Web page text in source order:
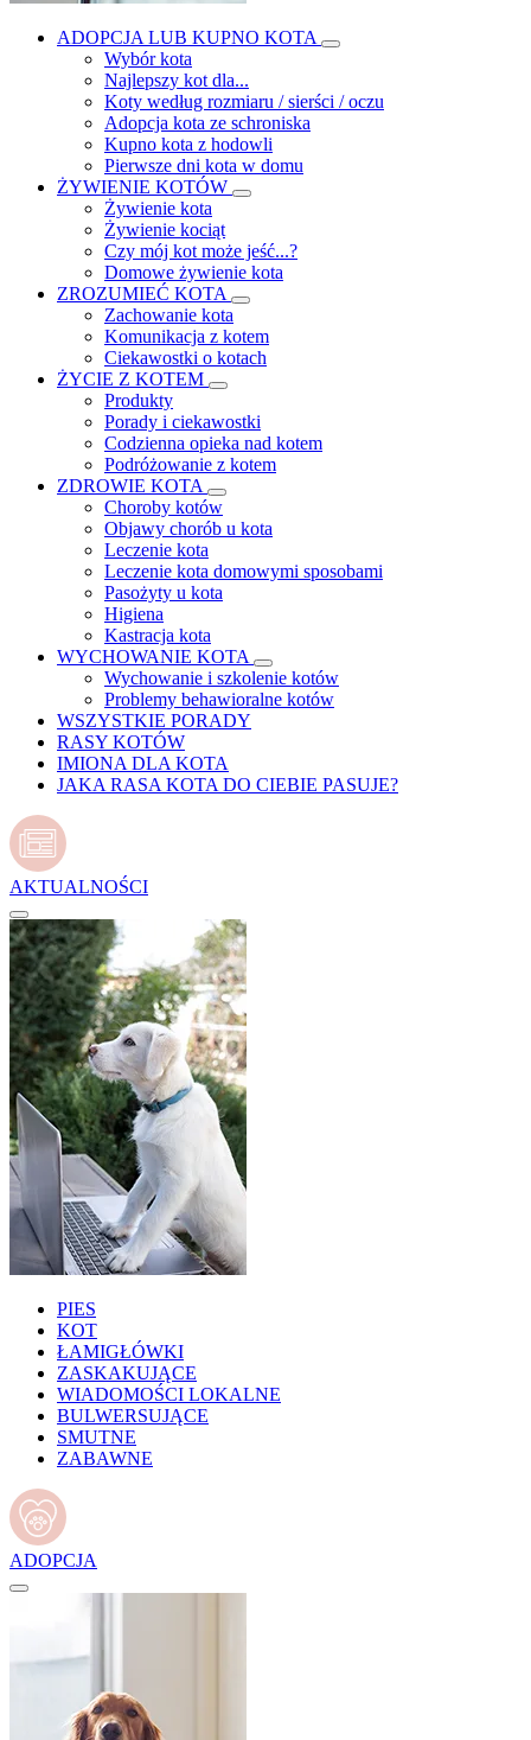
ADOPCJA LUB KUPNO KOTA
Wybór kota
Najlepszy kot dla...
Koty według rozmiaru / sierści / oczu
Adopcja kota ze schroniska
Kupno kota z hodowli
Pierwsze dni kota w domu
ŻYWIENIE KOTÓW
Żywienie kota
Żywienie kociąt
Czy mój kot może jeść...?
Domowe żywienie kota
ZROZUMIEĆ KOTA
Zachowanie kota
Komunikacja z kotem
Ciekawostki o kotach
ŻYCIE Z KOTEM
Produkty
Porady i ciekawostki
Codzienna opieka nad kotem
Podróżowanie z kotem
ZDROWIE KOTA
Choroby kotów
Objawy chorób u kota
Leczenie kota
Leczenie kota domowymi sposobami
Pasożyty u kota
Higiena
Kastracja kota
WYCHOWANIE KOTA
Wychowanie i szkolenie kotów
Problemy behawioralne kotów
WSZYSTKIE PORADY
RASY KOTÓW
IMIONA DLA KOTA
JAKA RASA KOTA DO CIEBIE PASUJE?
AKTUALNOŚCI
PIES
KOT
ŁAMIGŁÓWKI
ZASKAKUJĄCE
WIADOMOŚCI LOKALNE
BULWERSUJĄCE
SMUTNE
ZABAWNE
ADOPCJA